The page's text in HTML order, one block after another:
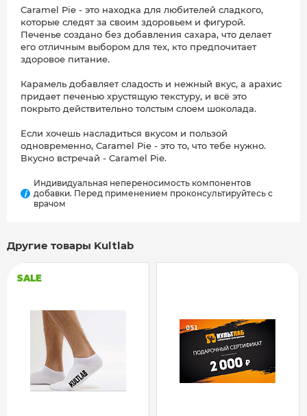
Caramel Pie - это находка для любителей сладкого,
которые следят за своим здоровьем и фигурой.
Печенье создано без добавления сахара, что делает
его отличным выбором для тех, кто предпочитает
здоровое питание.
Карамель добавляет сладость и нежный вкус, а арахис
придает печенью хрустящую текстуру, и всё это
покрыто действительно толстым слоем шоколада.
Если хочешь насладиться вкусом и пользой
одновременно, Caramel Pie - это то, что тебе нужно.
Вкусно встречай - Caramel Pie.
i
Индивидуальная непереносимость компонентов
добавки. Перед применением проконсультируйтесь с
врачом
Другие товары Kultlab
SALE